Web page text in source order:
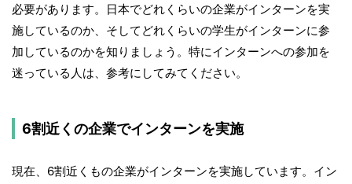
必要があります。日本でどれくらいの企業がインターンを実
施しているのか、そしてどれくらいの学生がインターンに参
加しているのかを知りましょう。特にインターンへの参加を
迷っている人は、参考にしてみてください。
6割近くの企業でインターンを実施
現在、6割近くもの企業がインターンを実施しています。イン